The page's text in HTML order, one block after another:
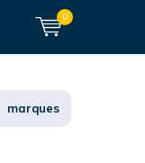
0
marques